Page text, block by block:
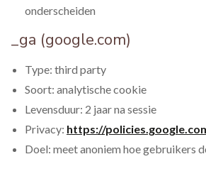
onderscheiden
_ga (google.com)
Type: third party
Soort: analytische cookie
Levensduur: 2 jaar na sessie
Privacy: https://
Doel: meet anoniem hoe gebruikers